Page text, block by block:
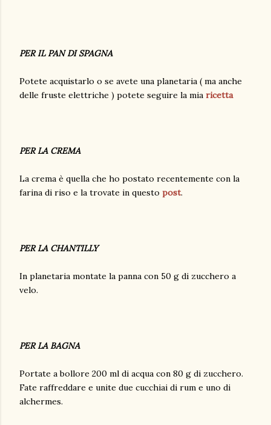
PER IL PAN DI SPAGNA
Potete acquistarlo o se avete una planetaria ( ma anche
delle fruste elettriche ) potete seguire la mia ricetta
PER LA CREMA
La crema è quella che ho postato recentemente con la
farina di riso e la trovate in questo post.
PER LA CHANTILLY
In planetaria montate la panna con 50 g di zucchero a
velo.
PER LA BAGNA
Portate a bollore 200 ml di acqua con 80 g di zucchero.
Fate raffreddare e unite due cucchiai di rum e uno di
alchermes.